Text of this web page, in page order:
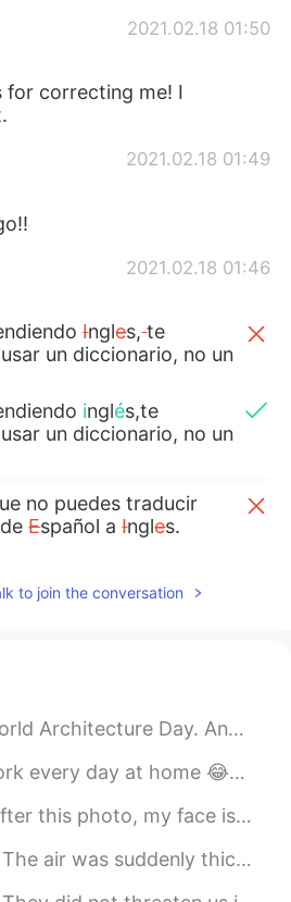
2021.02.18 01:50
for correcting me! I
2021.02.18 01:49
2021.02.18 01:46
Ingles, te
un diccionario, no un
inglés,te
un diccionario, no un
no puedes traducir
deEspañol aIngles.
e spañol a é
de manera más
2021.02.18 01:46
sobre cómo escribir una
me podrías ayudar? 🙏
to join the conversation
throwback as I did a silent contemplation while takin' t...
It amazes me that I get any work done at all! Linn i...
is in the ground. Beer and mechanical bull-riding are not...
with rumor and __________. (Source: Harry Potter And Th...